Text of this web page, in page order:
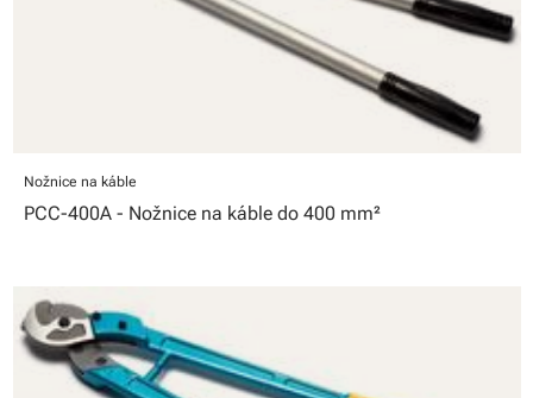
Nožnice na káble
PCC-400A - Nožnice na káble do 400 mm²